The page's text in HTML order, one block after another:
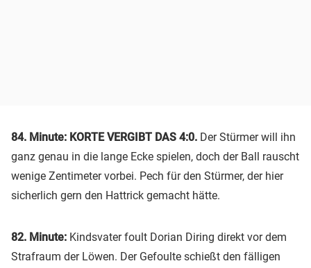
84. Minute: KORTE VERGIBT DAS 4:0. Der Stürmer will ihn
ganz genau in die lange Ecke spielen, doch der Ball rauscht
wenige Zentimeter vorbei. Pech für den Stürmer, der hier
sicherlich gern den Hattrick gemacht hätte.
82. Minute: Kindsvater foult Dorian Diring direkt vor dem
Strafraum der Löwen. Der Gefoulte schießt den fälligen